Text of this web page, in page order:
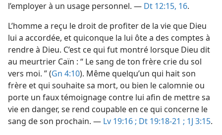
l’employer à un usage personnel. — Dt 12:15, 16.
L’homme a reçu le droit de profiter de la vie que Dieu
lui a accordée, et quiconque la lui ôte a des comptes à
rendre à Dieu. C’est ce qui fut montré lorsque Dieu dit
au meurtrier Caïn : “ Le sang de ton frère crie du sol
vers moi. ” (Gn 4:10). Même quelqu’un qui hait son
frère et qui souhaite sa mort, ou bien le calomnie ou
porte un faux témoignage contre lui afin de mettre sa
vie en danger, se rend coupable en ce qui concerne le
sang de son prochain. — Lv 19:16 ; Dt 19:18-21 ; 1J 3:15.